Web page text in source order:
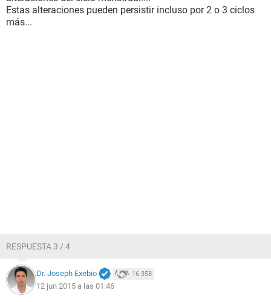
Estas alteraciones pueden persistir incluso por 2 o 3 ciclos
más...
RESPUESTA 3 / 4
Dr. Joseph Exebio 16.358
12 jun 2015 a las 01:46